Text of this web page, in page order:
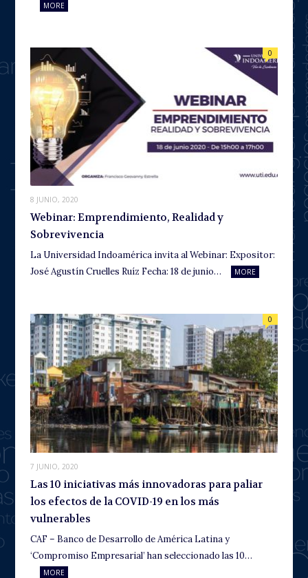
MORE
8 JUNIO, 2020
0
Webinar: Emprendimiento, Realidad y
Sobrevivencia
La Universidad Indoamérica invita al Webinar: Expositor:
José Agustín Cruelles Ruíz Fecha: 18 de junio…
MORE
7 JUNIO, 2020
0
Las 10 iniciativas más innovadoras para paliar
los efectos de la COVID-19 en los más
vulnerables
CAF – Banco de Desarrollo de América Latina y
‘Compromiso Empresarial’ han seleccionado las 10…
MORE